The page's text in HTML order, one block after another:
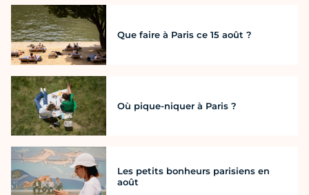
Que faire à Paris ce 15 août ?
Où pique-niquer à Paris ?
Les petits bonheurs parisiens en
août